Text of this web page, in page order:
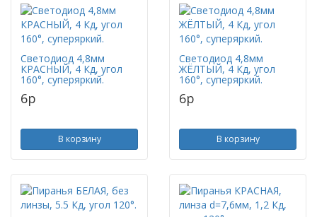
Светодиод 4,8мм
КРАСНЫЙ, 4 Кд, угол
160°, суперяркий.
6p
В корзину
Светодиод 4,8мм
ЖЁЛТЫЙ, 4 Кд, угол
160°, суперяркий.
6p
В корзину